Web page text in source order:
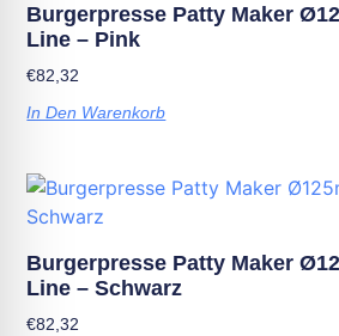
Burgerpresse Patty Maker
Line – Pink
€82,32
In Den Warenkorb
Burgerpresse Patty Maker
Line – Schwarz
€82,32